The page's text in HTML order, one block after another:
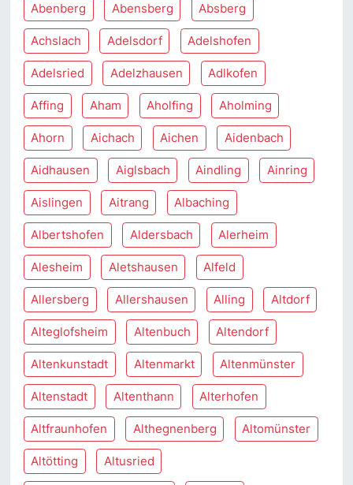
Abenberg Abensberg Absberg
Achslach Adelsdorf Adelshofen
Adelsried Adelzhausen Adlkofen
Affing Aham Aholfing Aholming
Ahorn Aichach Aichen Aidenbach
Aidhausen Aiglsbach Aindling Ainring
Aislingen Aitrang Albaching
Albertshofen Aldersbach Alerheim
Alesheim Aletshausen Alfeld
Allersberg Allershausen Alling Altdorf
Alteglofsheim Altenbuch Altendorf
Altenkunstadt Altenmarkt Altenmünster
Altenstadt Altenthann Alterhofen
Altfraunhofen Althegnenberg Altomünster
Altötting Altusried